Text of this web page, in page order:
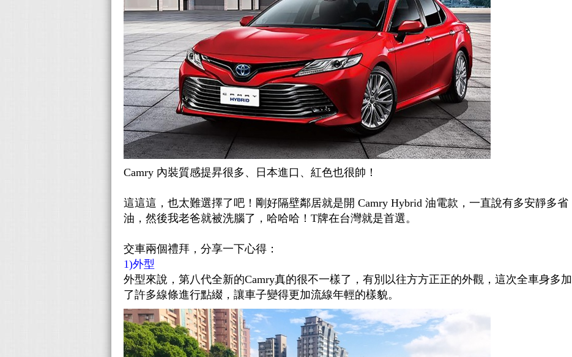
Camry 內裝質感提昇很多、日本進口、紅色也很帥！
這這這，也太難選擇了吧！剛好隔壁鄰居就是開 Camry Hybrid 油電款，一直說有多安靜多省
油，然後我老爸就被洗腦了，哈哈哈！T牌在台灣就是首選。
交車兩個禮拜，分享一下心得：
1)外型
外型來說，第八代全新的Camry真的很不一樣了，有別以往方方正正的外觀，這次全車身多加
了許多線條進行點綴，讓車子變得更加流線年輕的樣貌。